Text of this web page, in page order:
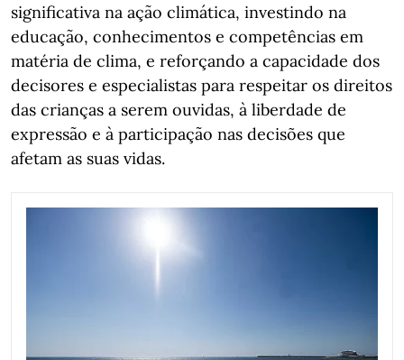
significativa na ação climática, investindo na
educação, conhecimentos e competências em
matéria de clima, e reforçando a capacidade dos
decisores e especialistas para respeitar os direitos
das crianças a serem ouvidas, à liberdade de
expressão e à participação nas decisões que
afetam as suas vidas.